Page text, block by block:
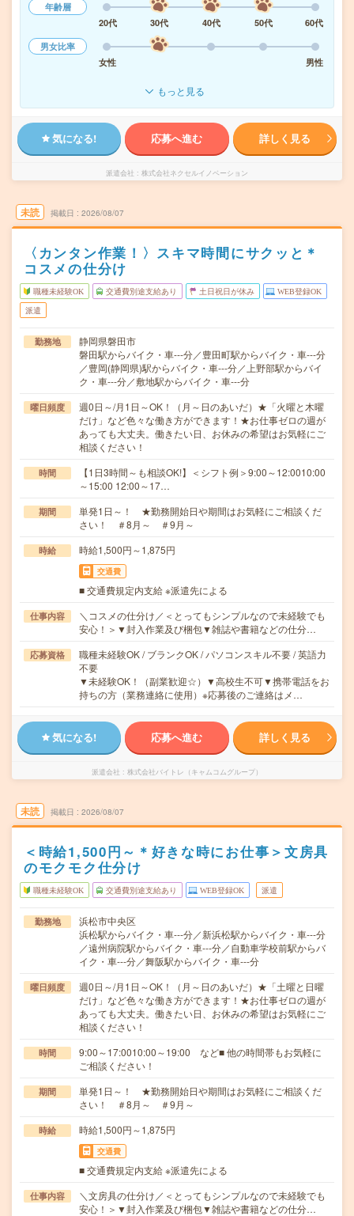
年齢層
20代
30代 40代 50代
60代
男女比率
女性
男性
もっと見る
気になる! 応募へ進む 詳しく見る
派遣会社 株式会社ネクセルイノベーション
未読 掲載日 2026/08/07
〈カンタン作業！〉スキマ時間にサクッと＊
コスメの仕分け
職種未経験OK 交通費別途支給あり 土日祝日が休み WEB登録OK
派遣
勤務地
静岡県磐田市
磐田駅からバイク・車---分／豊田町駅からバイク・車---分
／豊岡(静岡県)駅からバイク・車---分／上野部駅からバイ
ク・車---分／敷地駅からバイク・車---分
曜日頻度
週0日～/月1日～OK！（月～日のあいだ）★「火曜と木曜
だけ」など色々な働き方ができます！★お仕事ゼロの週が
あっても大丈夫。働きたい日、お休みの希望はお気軽にご
相談ください！
時間
【1日3時間～も相談OK!】＜シフト例＞9:00～12:0010:00
～15:00 12:00～17…
期間
単発1日～！ ★勤務開始日や期間はお気軽にご相談くだ
さい！ ＃8月～ ＃9月～
時給 時給1,500円～1,875円
交通費
■ 交通費規定内支給 ※派遣先による
仕事内容
＼コスメの仕分け／＜とってもシンプルなので未経験でも
安心！＞▼封入作業及び梱包▼雑誌や書籍などの仕分…
応募資格
職種未経験OK / ブランクOK / パソコンスキル不要 / 英語力
不要
▼未経験OK！（副業歓迎☆）▼高校生不可▼携帯電話をお
持ちの方（業務連絡に使用）※応募後のご連絡はメ…
気になる! 応募へ進む 詳しく見る
派遣会社 株式会社バイトレ（キャムコムグループ）
未読 掲載日 2026/08/07
＜時給1,500円～＊好きな時にお仕事＞文房具
のモクモク仕分け
職種未経験OK 交通費別途支給あり WEB登録OK 派遣
勤務地
浜松市中央区
浜松駅からバイク・車---分／新浜松駅からバイク・車---分
／遠州病院駅からバイク・車---分／自動車学校前駅からバ
イク・車---分／舞阪駅からバイク・車---分
曜日頻度
週0日～/月1日～OK！（月～日のあいだ）★「土曜と日曜
だけ」など色々な働き方ができます！★お仕事ゼロの週が
あっても大丈夫。働きたい日、お休みの希望はお気軽にご
相談ください！
時間
9:00～17:0010:00～19:00 など■ 他の時間帯もお気軽に
ご相談ください！
期間
単発1日～！ ★勤務開始日や期間はお気軽にご相談くだ
さい！ ＃8月～ ＃9月～
時給 時給1,500円～1,875円
交通費
■ 交通費規定内支給 ※派遣先による
仕事内容
＼文房具の仕分け／＜とってもシンプルなので未経験でも
安心！＞▼封入作業及び梱包▼雑誌や書籍などの仕分…